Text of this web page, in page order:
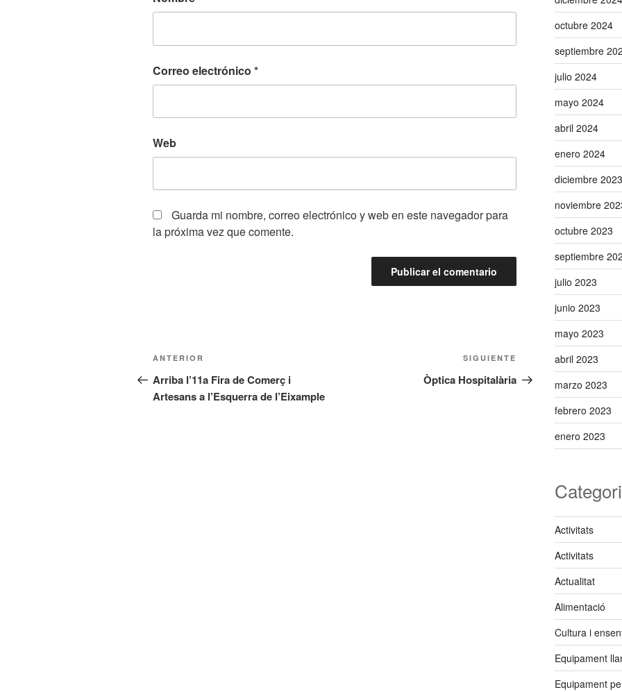
Correo electrónico *
Web
Guarda mi nombre, correo electrónico y web en este navegador para
la próxima vez que comente.
Navegación
de
entradas
Entrada
anterior:
ANTERIOR
Arriba l’11a Fira de Comerç i
Artesans a l’Esquerra de l’Eixample
Siguiente
entrada
SIGUIENTE
Òptica Hospitalària
octubre 2024
septiembre
julio 2024
mayo 2024
abril 2024
enero 2024
diciembre 2023
noviembre
octubre 2023
septiembre
julio 2023
junio 2023
mayo 2023
abril 2023
marzo 2023
febrero 2023
enero 2023
Activitats
Activitats
Actualitat
Alimentació
Cultura i
Equipament
Equipament